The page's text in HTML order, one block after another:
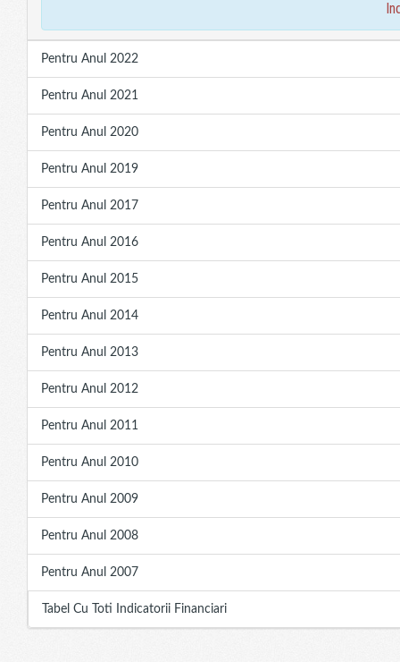
Pentru Anul 2022
Pentru Anul 2021
Pentru Anul 2020
Pentru Anul 2019
Pentru Anul 2017
Pentru Anul 2016
Pentru Anul 2015
Pentru Anul 2014
Pentru Anul 2013
Pentru Anul 2012
Pentru Anul 2011
Pentru Anul 2010
Pentru Anul 2009
Pentru Anul 2008
Pentru Anul 2007
Tabel Cu Toti Indicatorii Financiari